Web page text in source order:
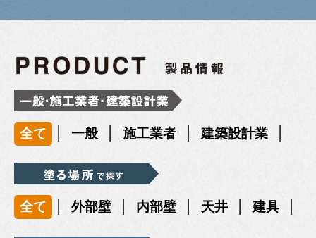
全て | 一般 | 施工業者 | 建築設計業 |
全て | 外部壁 | 内部壁 | 天井 | 建具 |